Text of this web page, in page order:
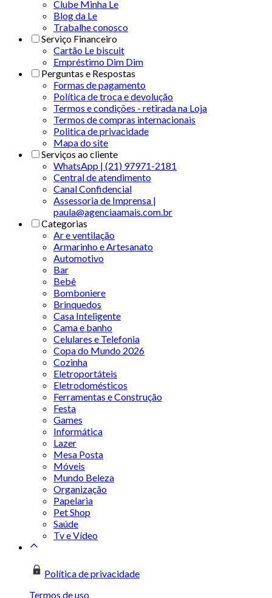
Clube Minha Le
Blog da Le
Trabalhe conosco
Serviço Financeiro
Cartão Le biscuit
Empréstimo Dim Dim
Perguntas e Respostas
Formas de pagamento
Política de troca e devolução
Termos e condições - retirada na Loja
Termos de compras internacionais
Politica de privacidade
Mapa do site
Serviços ao cliente
WhatsApp | (21) 97971-2181
Central de atendimento
Canal Confidencial
Assessoria de Imprensa |
paula@agenciaamais.com.br
Categorias
Ar e ventilação
Armarinho e Artesanato
Automotivo
Bar
Bebê
Bomboniere
Brinquedos
Casa Inteligente
Cama e banho
Celulares e Telefonia
Copa do Mundo 2026
Cozinha
Eletroportáteis
Eletrodomésticos
Ferramentas e Construção
Festa
Games
Informática
Lazer
Mesa Posta
Móveis
Mundo Beleza
Organização
Papelaria
Pet Shop
Saúde
Tv e Vídeo
Política de privacidade
Termos de uso